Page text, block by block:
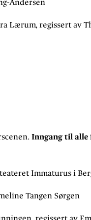
Andersen
Lærum, regissert av
Inngang til alle
Immaturus i
Tangen Sørgen